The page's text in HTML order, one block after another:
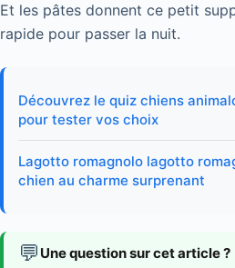
Et les pâtes donnent ce petit
rapide pour passer la nuit.
Découvrez le quiz chiens
pour tester vos choix
Lagotto romagnolo lagotto
chien au charme surprenant
💬 Une question sur cet article ?